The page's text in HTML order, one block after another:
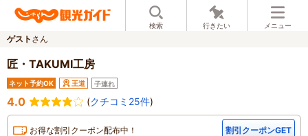
検索 行きたい メニュー
ゲスト さん
匠・TAKUMI工房
ネット予約OK 王道 子連れ
4.0 (クチコミ25件)
お得な割引クーポン配布中！ 割引クーポンGET